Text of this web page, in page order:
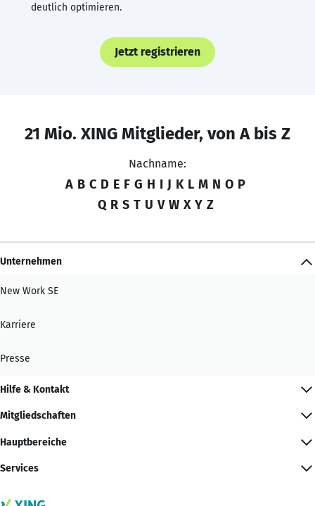
deutlich optimieren.
Jetzt registrieren
21 Mio. XING Mitglieder, von A bis Z
Nachname:
A B C D E F G H I J K L M N O P
Q R S T U V W X Y Z
Unternehmen
New Work SE
Karriere
Presse
Hilfe & Kontakt
Mitgliedschaften
Hauptbereiche
Services